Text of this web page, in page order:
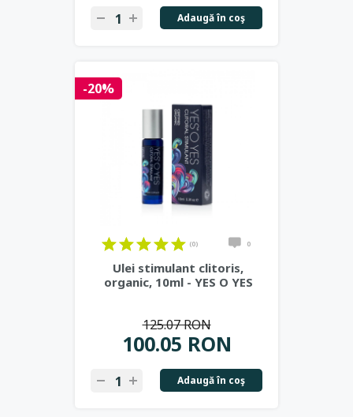
Adaugă în coş
-20%
(0) 0
Ulei stimulant clitoris,
organic, 10ml - YES O YES
100.05 RON
125.07 RON
Adaugă în coş